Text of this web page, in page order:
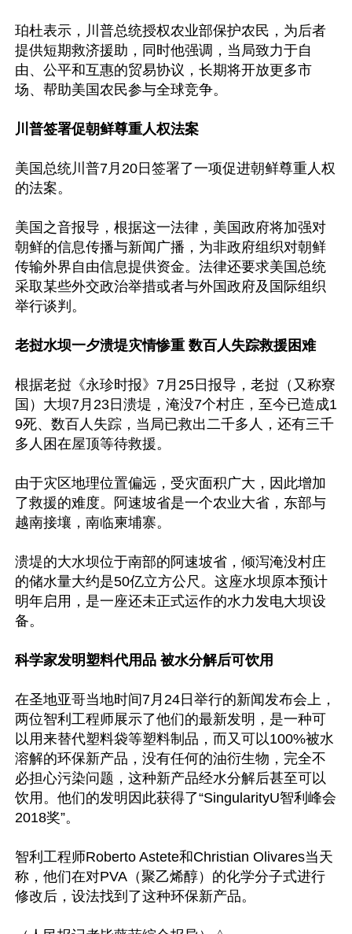
珀杜表示，川普总统授权农业部保护农民，为后者
提供短期救济援助，同时他强调，当局致力于自
由、公平和互惠的贸易协议，长期将开放更多市
场、帮助美国农民参与全球竞争。
川普签署促朝鲜尊重人权法案
美国总统川普7月20日签署了一项促进朝鲜尊重人权
的法案。
美国之音报导，根据这一法律，美国政府将加强对
朝鲜的信息传播与新闻广播，为非政府组织对朝鲜
传输外界自由信息提供资金。法律还要求美国总统
采取某些外交政治举措或者与外国政府及国际组织
举行谈判。
老挝水坝一夕溃堤灾情惨重 数百人失踪救援困难
根据老挝《永珍时报》7月25日报导，老挝（又称寮
国）大坝7月23日溃堤，淹没7个村庄，至今已造成1
9死、数百人失踪，当局已救出二千多人，还有三千
多人困在屋顶等待救援。
由于灾区地理位置偏远，受灾面积广大，因此增加
了救援的难度。阿速坡省是一个农业大省，东部与
越南接壤，南临柬埔寨。
溃堤的大水坝位于南部的阿速坡省，倾泻淹没村庄
的储水量大约是50亿立方公尺。这座水坝原本预计
明年启用，是一座还未正式运作的水力发电大坝设
备。
科学家发明塑料代用品 被水分解后可饮用
在圣地亚哥当地时间7月24日举行的新闻发布会上，
两位智利工程师展示了他们的最新发明，是一种可
以用来替代塑料袋等塑料制品，而又可以100%被水
溶解的环保新产品，没有任何的油衍生物，完全不
必担心污染问题，这种新产品经水分解后甚至可以
饮用。他们的发明因此获得了“SingularityU智利峰会
2018奖”。
智利工程师Roberto Astete和Christian Olivares当天
称，他们在对PVA（聚乙烯醇）的化学分子式进行
修改后，设法找到了这种环保新产品。